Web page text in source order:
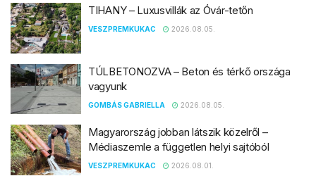
TIHANY – Luxusvillák az Óvár-tetőn
VESZPREMKUKAC 2026.08.05.
TÚLBETONOZVA – Beton és térkő országa
vagyunk
GOMBÁS GABRIELLA 2026.08.05.
Magyarország jobban látszik közelről –
Médiaszemle a független helyi sajtóból
VESZPREMKUKAC 2026.08.01.